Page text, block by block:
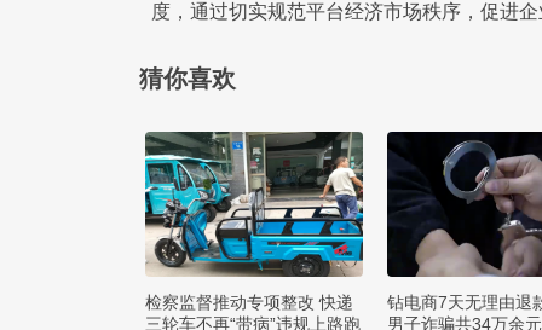
度，通过切实规范平台经济市场秩序，促进
猜你喜欢
检察监督推动专项整改 快递
三轮车不再“带病”违规上路跑
钻电商7天无理由退
男子诈骗共34万余